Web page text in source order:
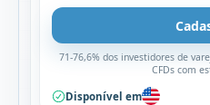
71-76,6% dos investidores de
CFDs com
Disponível em